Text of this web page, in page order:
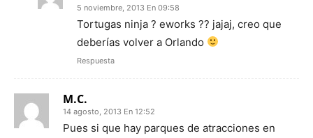
5 noviembre, 2013 En 09:58
Tortugas ninja ? eworks ?? jajaj, creo que
deberías volver a Orlando
Respuesta
M.C.
14 agosto, 2013 En 12:52
Pues si que hay parques de atracciones en